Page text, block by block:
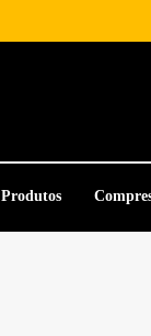
Produtos